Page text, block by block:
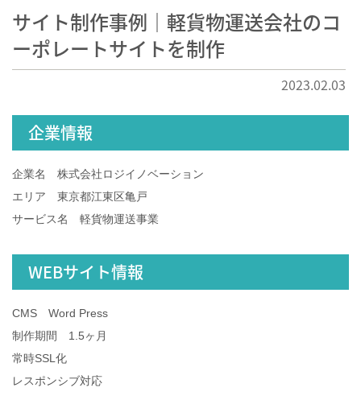
サイト制作事例｜軽貨物運送会社のコ
ーポレートサイトを制作
2023.02.03
企業情報
企業名 株式会社ロジイノベーション
エリア 東京都江東区亀戸
サービス名 軽貨物運送事業
WEBサイト情報
CMS Word Press
制作期間 1.5ヶ月
常時SSL化
レスポンシブ対応